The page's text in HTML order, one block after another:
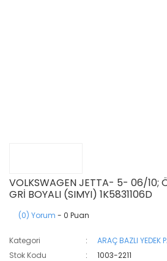
VOLKSWAGEN JETTA- 5- 06/10;
GRİ BOYALI (SIMYI) 1K5831106D
(0) Yorum - 0 Puan
Kategori
ARAÇ BAZLI YEDEK
Stok Kodu
1003-2211